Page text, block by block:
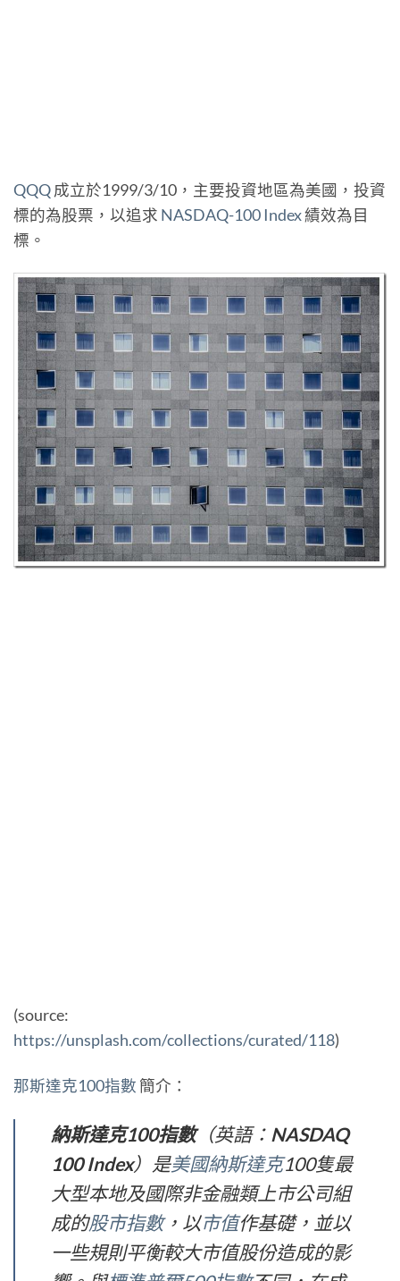
QQQ成立於1999/3/10，主要投資地區為美國，投資
標的為股票，以追求 NASDAQ-100 Index績效為目
標。
(source:
https://unsplash.com/collections/curated/118)
那斯達克100指數 簡介：
納斯達克100指數（英語： NASDAQ
100 Index）是美國納斯達克100隻最
大型本地及國際非金融類上市公司組
成的股市指數，以市值作基礎，並以
一些規則平衡較大市值股份造成的影